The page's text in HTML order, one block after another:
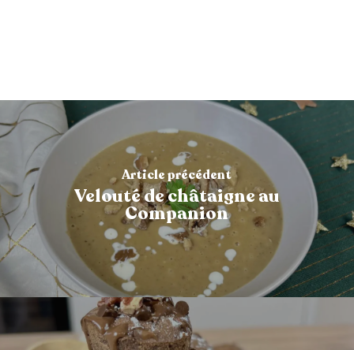
Article précédent
Velouté de châtaigne au
Companion